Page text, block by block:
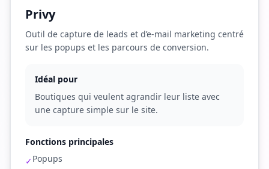
Privy
Outil de capture de leads et d’e-mail marketing centré
sur les popups et les parcours de conversion.
Idéal pour
Boutiques qui veulent agrandir leur liste avec
une capture simple sur le site.
Fonctions principales
✓Popups